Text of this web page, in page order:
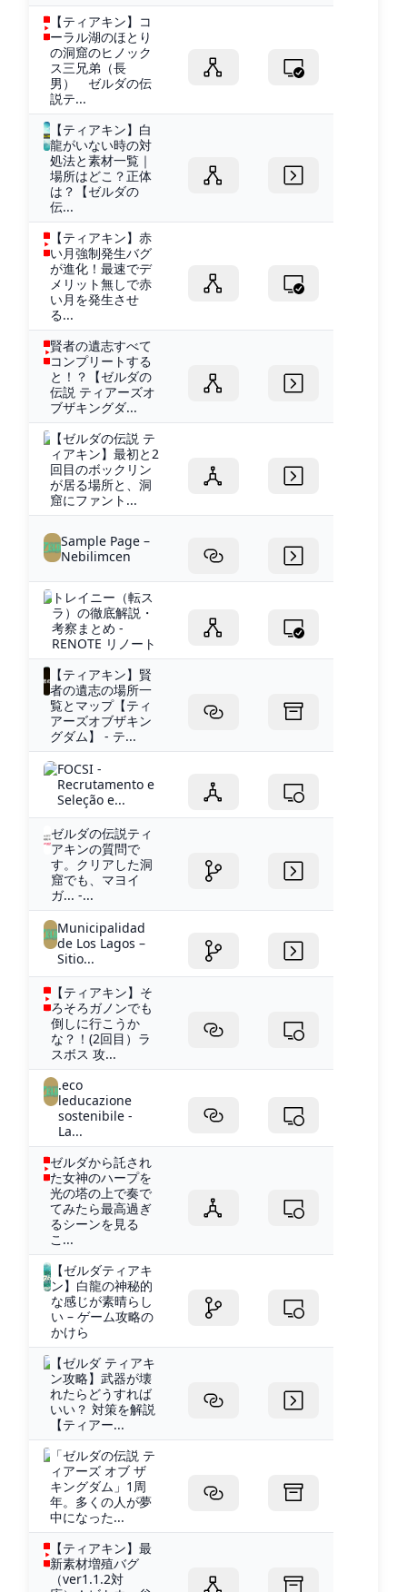
【ティアキン】コ
ーラル湖のほとり
の洞窟のヒノック
ス三兄弟（長
男） ゼルダの伝
説テ...
【ティアキン】白
龍がいない時の対
処法と素材一覧｜
場所はどこ？正体
は？【ゼルダの
伝...
【ティアキン】赤
い月強制発生バグ
が進化！最速でデ
メリット無しで赤
い月を発生させ
る...
賢者の遺志すべて
コンプリートする
と！？【ゼルダの
伝説 ティアーズオ
ブザキングダ...
【ゼルダの伝説 テ
ィアキン】最初と2
回目のボックリン
が居る場所と、洞
窟にファント...
Sample Page –
Nebilimcen
トレイニー（転ス
ラ）の徹底解説・
考察まとめ -
RENOTE リノート
【ティアキン】賢
者の遺志の場所一
覧とマップ【ティ
アーズオブザキン
グダム】 - テ...
FOCSI -
Recrutamento e
Seleção e...
ゼルダの伝説ティ
アキンの質問で
す。クリアした洞
窟でも、マヨイ
ガ... -...
Municipalidad
de Los Lagos –
Sitio...
【ティアキン】そ
ろそろガノンでも
倒しに行こうか
な？！(2回目）ラ
スボス 攻...
.eco
leducazione
sostenibile -
La...
ゼルダから託され
た女神のハープを
光の塔の上で奏で
てみたら最高過ぎ
るシーンを見る
こ...
【ゼルダティアキ
ン】白龍の神秘的
な感じが素晴らし
い – ゲーム攻略の
かけら
【ゼルダ ティアキ
ン攻略】武器が壊
れたらどうすれば
いい？ 対策を解説
【ティアー...
「ゼルダの伝説 テ
ィアーズ オブ ザ
キングダム」1周
年。多くの人が夢
中になった...
【ティアキン】最
新素材増殖バグ
（ver1.1.2対